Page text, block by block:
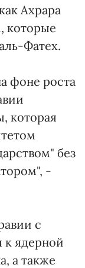
Ахрара
которые
Фатех.
фоне роста
которая
без
-
с
к ядерной
а также